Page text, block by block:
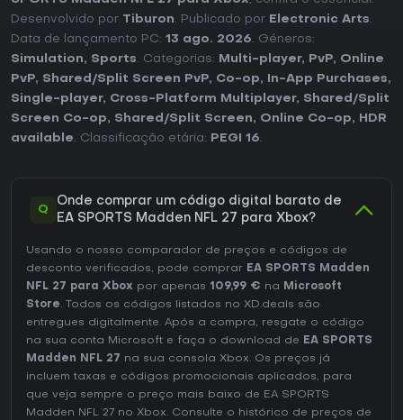
Desenvolvido por Tiburon. Publicado por Electronic Arts.
Data de lançamento PC: 13 ago. 2026. Géneros:
Simulation, Sports. Categorias: Multi-player, PvP, Online
PvP, Shared/Split Screen PvP, Co-op, In-App Purchases,
Single-player, Cross-Platform Multiplayer, Shared/Split
Screen Co-op, Shared/Split Screen, Online Co-op,
HDR
available. Classificação etária: PEGI 16.
Q
Onde comprar um código digital barato de
EA SPORTS Madden NFL 27 para Xbox?
Usando o nosso comparador de preços e códigos de
desconto verificados, pode comprar EA SPORTS Madden
NFL 27 para Xbox por apenas 109,99 € na Microsoft
Store. Todos os códigos listados no XD.deals são
entregues digitalmente. Após a compra, resgate o código
na sua conta Microsoft e faça o download de EA SPORTS
Madden NFL 27 na sua consola Xbox. Os preços já
incluem taxas e códigos promocionais aplicados, para
que veja sempre o preço mais baixo de EA SPORTS
Madden NFL 27 no Xbox. Consulte o histórico de preços de